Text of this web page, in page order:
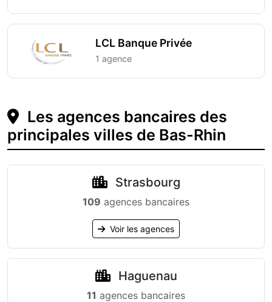
LCL Banque Privée
1 agence
Les agences bancaires des
principales villes de Bas-Rhin
Strasbourg
109 agences bancaires
Voir les agences
Haguenau
11 agences bancaires